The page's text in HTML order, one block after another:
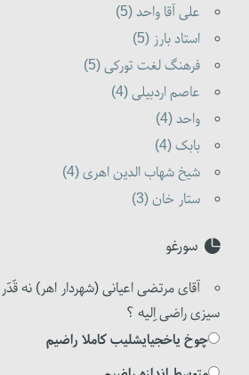
علی آقا واحد (5)
استاد بارز (5)
فرهنگ لغت تورکی (5)
عاصم اردبیلی (4)
واحد (4)
بابک (4)
شیخ شهاب الدین اهری (4)
ستار خان (3)
سورغو
آقای مرتضی اعیانی (شهردار اهر) نه
سیزی راضی اِلیه ؟
چوخ یاخجیایشلیب کاملا راضیم